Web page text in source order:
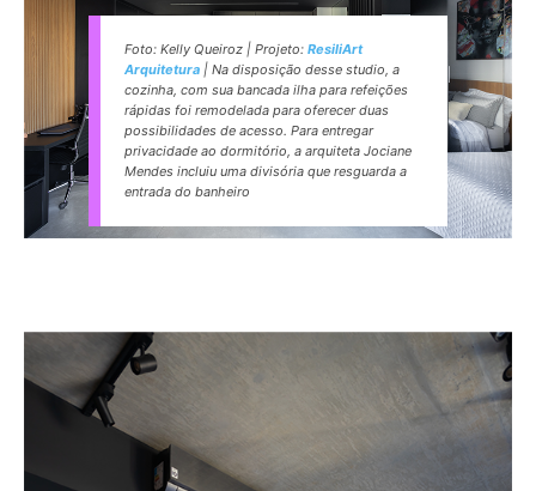
Foto: Kelly Queiroz | Projeto: ResiliArt
Arquitetura | Na disposição desse studio, a
cozinha, com sua bancada ilha para refeições
rápidas foi remodelada para oferecer duas
possibilidades de acesso. Para entregar
privacidade ao dormitório, a arquiteta Jociane
Mendes incluiu uma divisória que resguarda a
entrada do banheiro